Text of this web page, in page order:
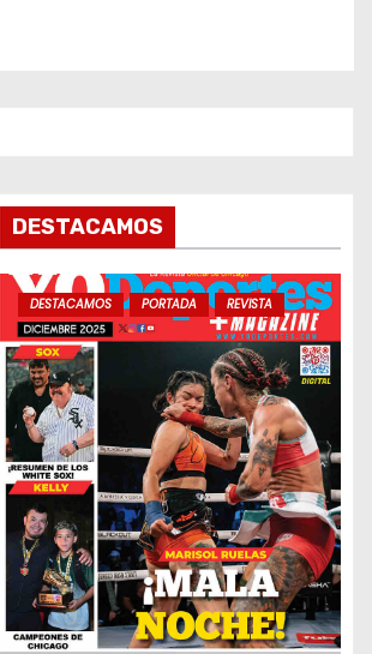
DESTACAMOS
DESTACAMOS PORTADA REVISTA